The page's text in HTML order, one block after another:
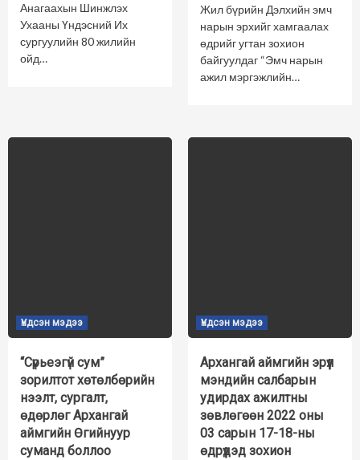
Анагаахын Шинжлэх
Ухааны Үндэсний Их
сургуулийн 80 жилийн
ойд…
Жил бүрийн Дэлхийн эмч
нарын эрхийг хамгаалах
өдрийг угтан зохион
байгуулдаг “Эмч нарын
ажил мэргэжлийн…
Үндсэн мэдээ
“Сүрьеэгүй сум”
зорилтот хөтөлбөрийн
нээлт, сургалт,
өдөрлөг Архангай
аймгийн Өгийнуур
суманд боллоо
Үндсэн мэдээ
Архангай аймгийн эрүүл
мэндийн салбарын
удирдах ажилтны
зөвлөгөөн 2022 оны
03 сарын 17-18-ны
өдрүүдэд зохион